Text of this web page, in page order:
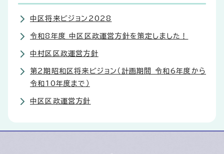
中区将来ビジョン2028
令和8年度 中区区政運営方針を策定しました！
中村区区政運営方針
第2期昭和区将来ビジョン（計画期間 令和6年度から
令和10年度まで）
中区区政運営方針